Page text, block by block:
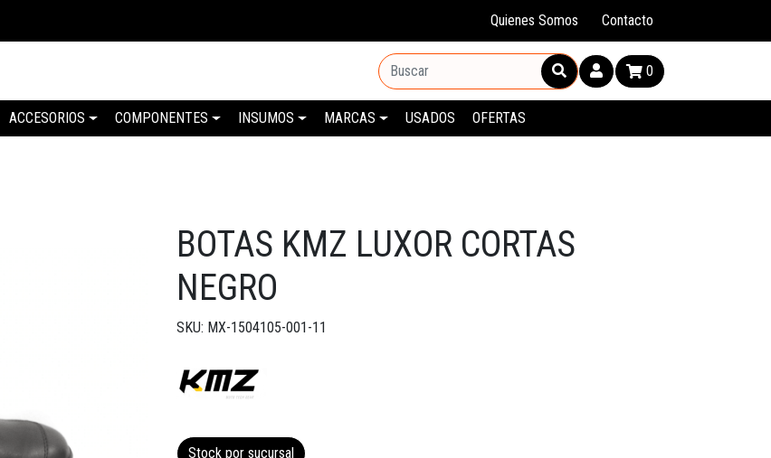
Quienes Somos Contacto
0
ACCESORIOS COMPONENTES INSUMOS MARCAS USADOS OFERTAS
BOTAS KMZ LUXOR CORTAS
NEGRO
SKU: MX-1504105-001-11
Stock por sucursal